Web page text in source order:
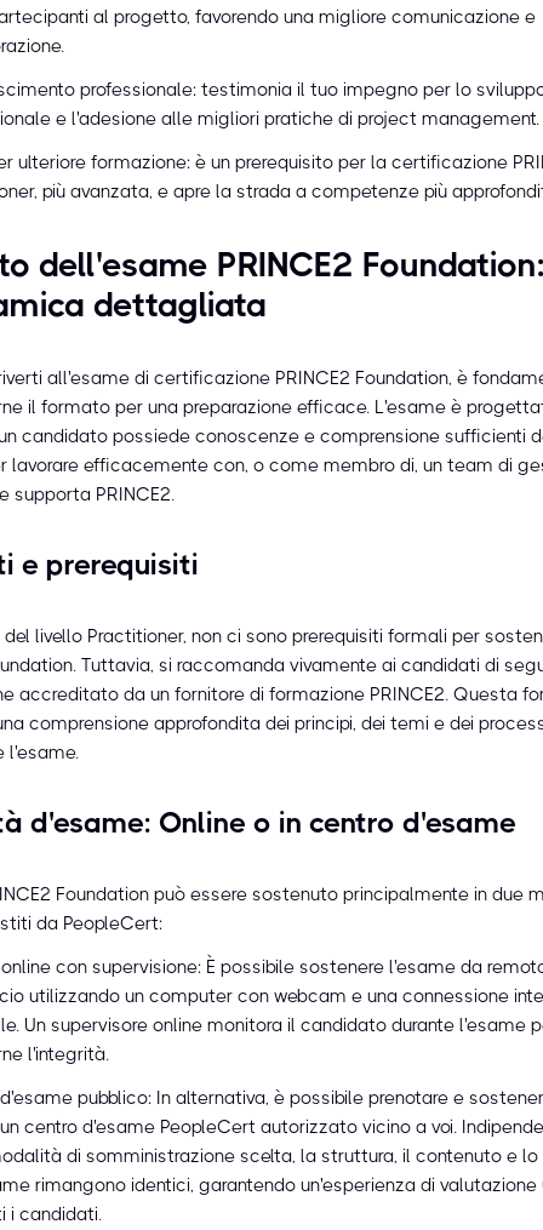
al progetto, favorendo una migliore comunicazione e
professionale: testimonia il tuo impegno per lo
e l'adesione alle migliori pratiche di project management.
ulteriore formazione: è un prerequisito per la certificazione
più avanzata, e apre la strada a competenze più
dell'esame PRINCE2
dettagliata
all'esame di certificazione PRINCE2 Foundation, è
il formato per una preparazione efficace. L'esame è
candidato possiede conoscenze e comprensione sufficienti
lavorare efficacemente con, o come membro di, un team di
supporta PRINCE2.
e prerequisiti
livello Practitioner, non ci sono prerequisiti formali per
Tuttavia, si raccomanda vivamente ai candidati di
accreditato da un fornitore di formazione PRINCE2. Questa
comprensione approfondita dei principi, dei temi e dei
l'esame.
d'esame: Online o in centro d'esame
Foundation può essere sostenuto principalmente in due
da PeopleCert:
con supervisione: È possibile sostenere l'esame da
utilizzando un computer con webcam e una connessione
Un supervisore online monitora il candidato durante l'esame
l'integrità.
pubblico: In alternativa, è possibile prenotare e
centro d'esame PeopleCert autorizzato vicino a voi.
di somministrazione scelta, la struttura, il contenuto e
rimangono identici, garantendo un'esperienza di valutazione
i candidati.